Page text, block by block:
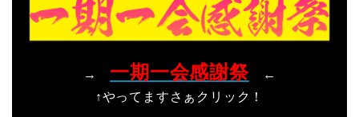
→ 一期一会感謝祭←
↑やってますさぁクリック！